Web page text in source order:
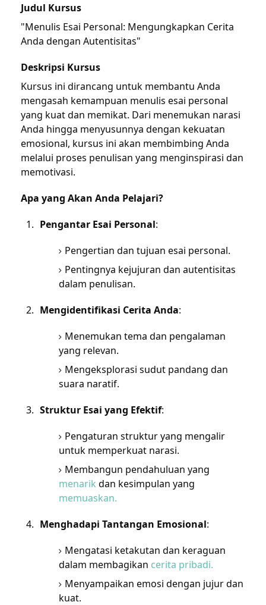
Judul Kursus
"Menulis Esai Personal: Mengungkapkan Cerita
Anda dengan Autentisitas"
Deskripsi Kursus
Kursus ini dirancang untuk membantu Anda
mengasah kemampuan menulis esai personal
yang kuat dan memikat. Dari menemukan narasi
Anda hingga menyusunnya dengan kekuatan
emosional, kursus ini akan membimbing Anda
melalui proses penulisan yang menginspirasi dan
memotivasi.
Apa yang Akan Anda Pelajari?
Pengantar Esai Personal:
Pengertian dan tujuan esai personal.
Pentingnya kejujuran dan autentisitas
dalam penulisan.
Mengidentifikasi Cerita Anda:
Menemukan tema dan pengalaman
yang relevan.
Mengeksplorasi sudut pandang dan
suara naratif.
Struktur Esai yang Efektif:
Pengaturan struktur yang mengalir
untuk memperkuat narasi.
Membangun pendahuluan yang
menarik dan kesimpulan yang
memuaskan.
Menghadapi Tantangan Emosional:
Mengatasi ketakutan dan keraguan
dalam membagikan cerita pribadi.
Menyampaikan emosi dengan jujur dan
kuat.